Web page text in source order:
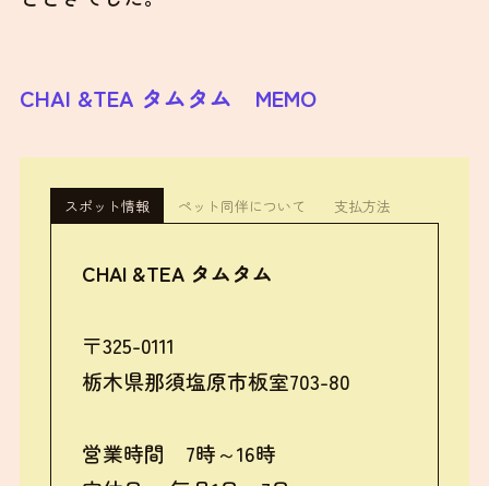
CHAI &TEA タムタム MEMO
スポット情報 ペット同伴について 支払方法
CHAI &TEA タムタム
〒325-0111
栃木県那須塩原市板室703-80
営業時間 7時～16時